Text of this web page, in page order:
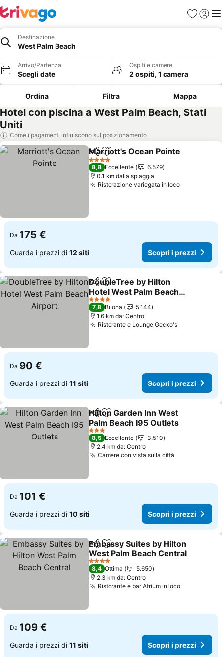
PreferitiAccedi
Destinazione
West Palm Beach
Arrivo/Partenza
Scegli date
Ospiti e camere
2 ospiti, 1 camera
Ordina Filtra Mappa
Hotel con piscina a West Palm Beach, Stati
Uniti
Come i pagamenti influiscono sul posizionamento
CondividiAggiungi ai preferiti
Marriott's Ocean Pointe
4 Stelle
8,8 Eccellente
6.579
0.1 km dalla spiaggia
Ristorazione variegata in locoScopri i
Da 175 €
Guarda i prezzi di 12 siti Scopri i prezzi
CondividiAggiungi ai preferiti
DoubleTree by Hilton
Hotel West Palm Beach
Airport
Scopri i prezzi
4 Stelle
7,8 Buona
5.144
1.6 km da: Centro
Ristorante e Lounge Gecko'sScopri i
Da 90 €
Guarda i prezzi di 11 siti Scopri i prezzi
CondividiAggiungi ai preferiti
Hilton Garden Inn West
Palm Beach I95 Outlets
Scopri i prezzi
3 Stelle
8,5 Eccellente
3.510
2.4 km da: Centro
Camere con vista sulla città
Da 101 €
Guarda i prezzi di 10 siti Scopri i prezzi
CondividiAggiungi ai preferiti
Embassy Suites by Hilton
West Palm Beach Central
Scopri i prezzi
4 Stelle
8,4 Ottima
5.650
2.3 km da: Centro
Ristorante e bar Atrium in locoScopri i
Da 109 €
Guarda i prezzi di 11 siti Scopri i prezzi